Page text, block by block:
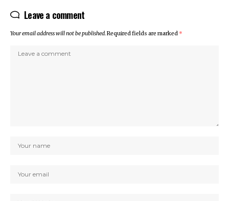
Leave a comment
Your email address will not be published.Required fields are marked *